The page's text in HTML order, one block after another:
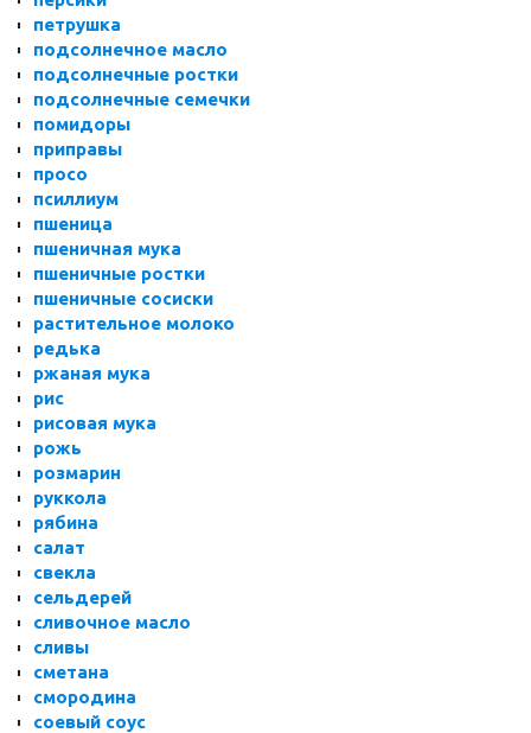
петрушка
подсолнечное масло
подсолнечные ростки
подсолнечные семечки
помидоры
приправы
просо
псиллиум
пшеница
пшеничная мука
пшеничные ростки
пшеничные сосиски
растительное молоко
редька
ржаная мука
рис
рисовая мука
рожь
розмарин
руккола
рябина
салат
свекла
сельдерей
сливочное масло
сливы
сметана
смородина
соевый соус